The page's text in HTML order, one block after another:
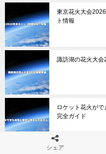
東京花火大会
ト情報
諏訪湖の花火大
ロケット花火が
完全ガイド
シェア